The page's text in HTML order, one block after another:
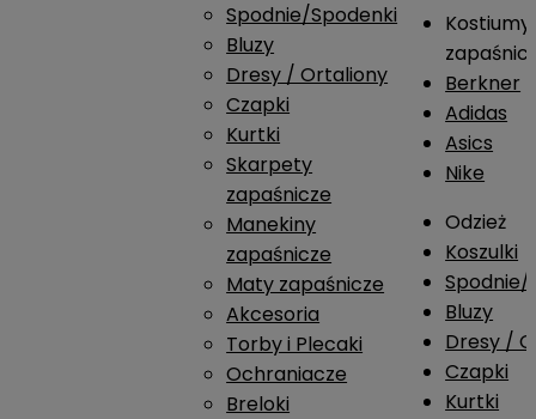
Spodnie/Spodenki
Bluzy
Dresy / Ortaliony
Czapki
Kurtki
Skarpety
zapaśnicze
Manekiny
zapaśnicze
Maty zapaśnicze
Akcesoria
Torby i Plecaki
Ochraniacze
Breloki
Kostiumy
Berkner
Adidas
Asics
Nike
Odzież
Koszulki
Spodnie/
Bluzy
Dresy /
Czapki
Kurtki